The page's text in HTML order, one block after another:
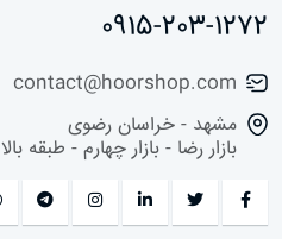
0915-203-1272
contact@hoorshop.com
مشهد - خراسان رضوی
بازار رضا - بازار چهارم - طبقه بالا